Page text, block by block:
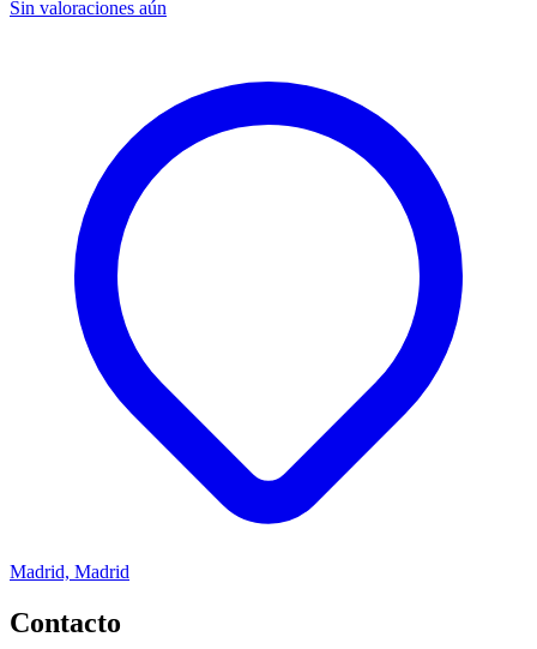
Sin valoraciones aún
Madrid, Madrid
Contacto